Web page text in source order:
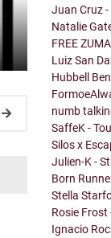
Juan Cruz
Natalie
FREE
Luiz San
Hubbell
numb
SaffeK -
Silos x
Julien-K -
Born
Stella
Rosie Frost
Ignacio